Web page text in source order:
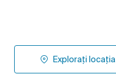
Explorați locația